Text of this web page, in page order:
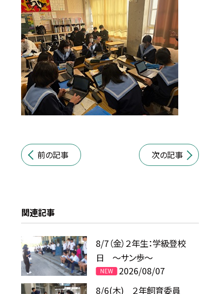
前の記事 次の記事
関連記事
8/7（金）２年生：学級登校
日 ～サン歩～
2026/08/07
8/6(木) ２年飼育委員